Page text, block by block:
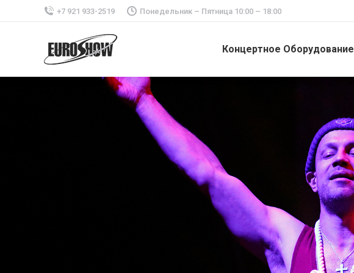
+7 921 933-2519 Понедельник – Пятница 10:00 – 18:00
Концертное Оборудование